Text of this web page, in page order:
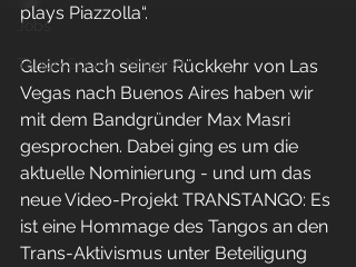
Jobs
Tango Society Mitglied
plays Piazzolla“.
Gleich nach seiner Rückkehr von Las
Vegas nach Buenos Aires haben wir
mit dem Bandgründer Max Masri
gesprochen. Dabei ging es um die
aktuelle Nominierung - und um das
neue Video-Projekt TRANSTANGO: Es
ist eine Hommage des Tangos an den
Trans-Aktivismus unter Beteiligung